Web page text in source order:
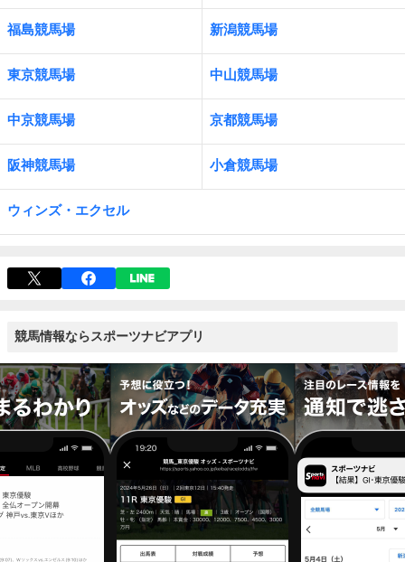
福島競馬場 新潟競馬場
東京競馬場 中山競馬場
中京競馬場 京都競馬場
阪神競馬場 小倉競馬場
ウィンズ・エクセル
競馬情報ならスポーツナビアプリ